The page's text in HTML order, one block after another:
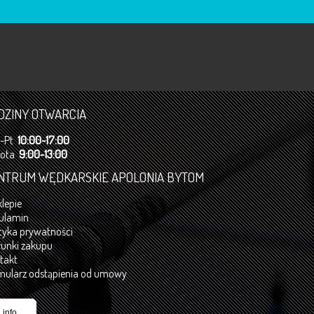
OTWARCIA
Pt10:00-17:00
9:00-13:00
WĘDKARSKIE APOLONIA BYTOM
prywatności
zakupu
odstąpienia od umowy